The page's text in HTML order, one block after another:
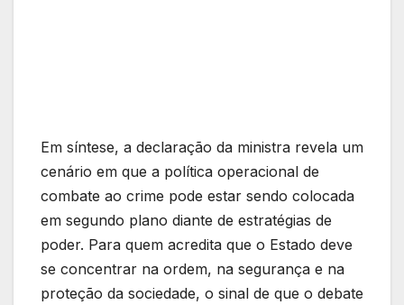
Em síntese, a declaração da ministra revela um
cenário em que a política operacional de
combate ao crime pode estar sendo colocada
em segundo plano diante de estratégias de
poder. Para quem acredita que o Estado deve
se concentrar na ordem, na segurança e na
proteção da sociedade, o sinal de que o debate